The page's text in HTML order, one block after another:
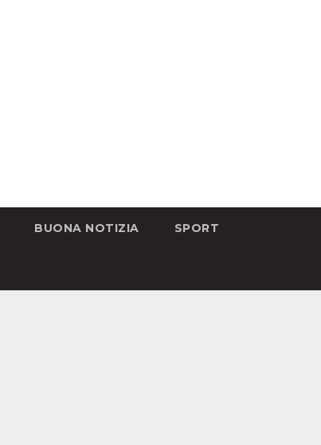
BUONA NOTIZIA SPORT